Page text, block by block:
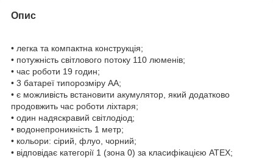
Опис
• легка та компактна конструкція;
• потужність світлового потоку 110 люменів;
• час роботи 19 годин;
• 3 батареї типорозміру AA;
• є можливість встановити акумулятор, який додатково
продовжить час роботи ліхтаря;
• один надяскравий світлодіод;
• водонепроникність 1 метр;
• кольори: сірий, флуо, чорний;
• відповідає категорії 1 (зона 0) за класифікацією ATEX;